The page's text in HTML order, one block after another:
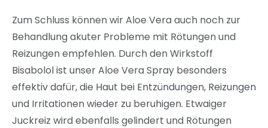
Zum Schluss können wir Aloe Vera auch noch zur
Behandlung akuter Probleme mit Rötungen und
Reizungen empfehlen. Durch den Wirkstoff
Bisabolol ist unser Aloe Vera Spray besonders
effektiv dafür, die Haut bei Entzündungen, Reizungen
und Irritationen wieder zu beruhigen. Etwaiger
Juckreiz wird ebenfalls gelindert und Rötungen